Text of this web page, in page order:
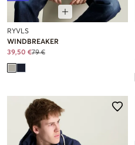
RYVLS
WINDBREAKER
39,50 €79 €